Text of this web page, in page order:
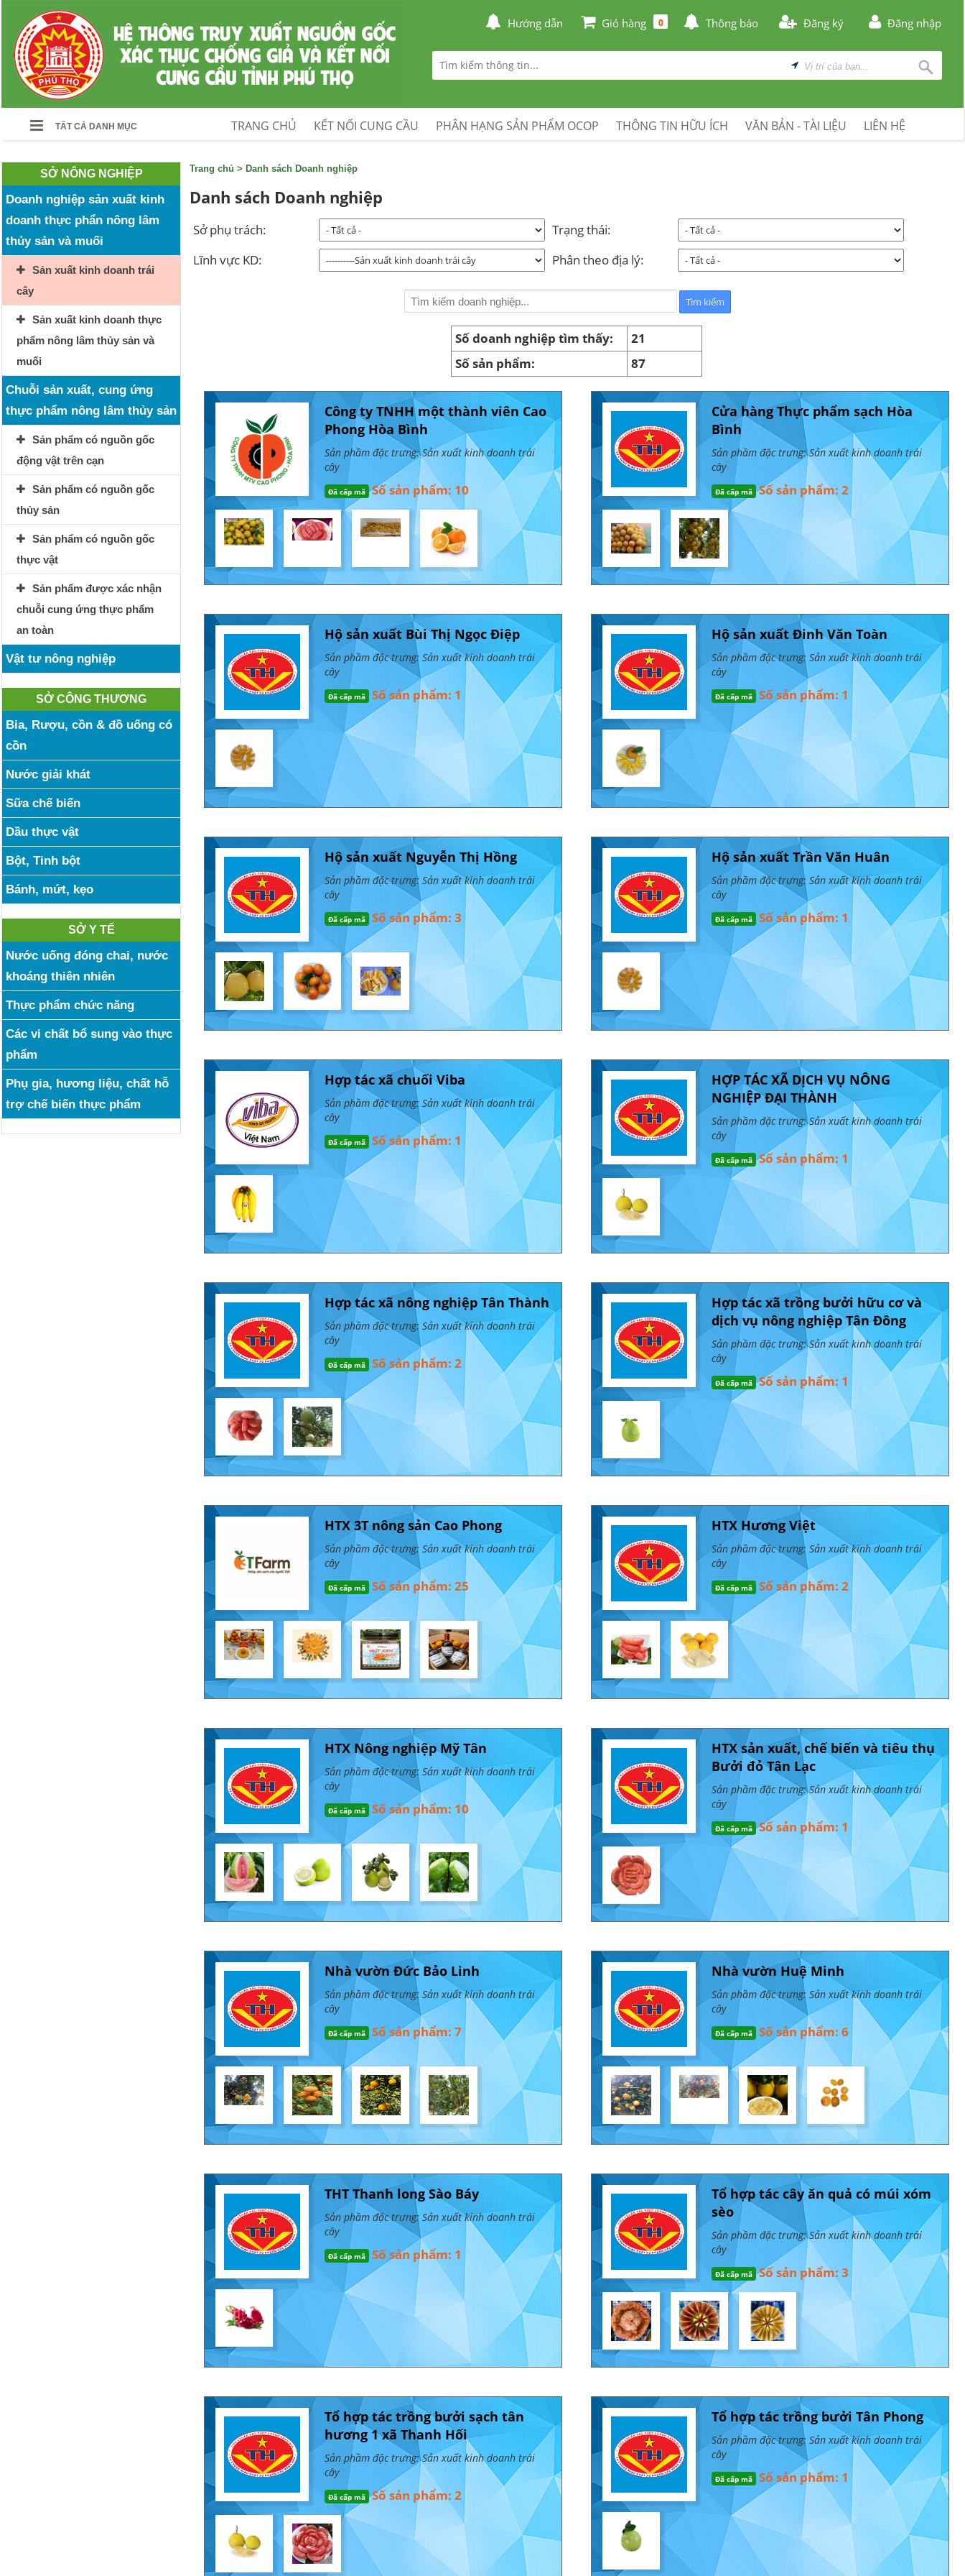
Hướng dẫn Giỏ hàng 0 Thông báo Đăng ký Đăng nhập
TẤT CẢ DANH MỤC TRANG CHỦ KẾT NỐI CUNG CẦU PHÂN HẠNG SẢN PHẨM OCOP THÔNG TIN HỮU ÍCH VĂN BẢN - TÀI LIỆU LIÊN HỆ
SỞ NÔNG NGHIỆP
Doanh nghiệp sản xuất kinh
doanh thực phẩn nông lâm
thủy sản và muối
Sản xuất kinh doanh trái
cây
Sản xuất kinh doanh thực
phẩm nông lâm thủy sản và
muối
Chuỗi sản xuất, cung ứng
thực phẩm nông lâm thủy sản
Sản phẩm có nguồn gốc
động vật trên cạn
Sản phẩm có nguồn gốc
thủy sản
Sản phẩm có nguồn gốc
thực vật
Sản phẩm được xác nhận
chuỗi cung ứng thực phẩm
an toàn
Vật tư nông nghiệp
SỞ CÔNG THƯƠNG
Bia, Rượu, cồn & đồ uống có
cồn
Nước giải khát
Sữa chế biến
Dầu thực vật
Bột, Tinh bột
Bánh, mứt, kẹo
SỞ Y TẾ
Nước uống đóng chai, nước
khoáng thiên nhiên
Thực phẩm chức năng
Các vi chất bổ sung vào thực
phẩm
Phụ gia, hương liệu, chất hỗ
trợ chế biến thực phẩm
Trang chủ > Danh sách Doanh nghiệp
Danh sách Doanh nghiệp
Sở phụ trách:
Trạng thái:
Lĩnh vực KD:
Phân theo địa lý:
Số doanh nghiệp tìm thấy:
21
Số sản phẩm:
87
Công ty TNHH một thành viên Cao
Phong Hòa Bình
Sản phầm đặc trưng: Sản xuất kinh doanh trái
cây
Đã cấp mã Số sản phẩm: 10
Cửa hàng Thực phẩm sạch Hòa
Bình
Sản phầm đặc trưng: Sản xuất kinh doanh trái
cây
Đã cấp mã Số sản phẩm: 2
Hộ sản xuất Bùi Thị Ngọc Điệp
Sản phầm đặc trưng: Sản xuất kinh doanh trái
cây
Đã cấp mã Số sản phẩm: 1
Hộ sản xuất Đinh Văn Toàn
Sản phầm đặc trưng: Sản xuất kinh doanh trái
cây
Đã cấp mã Số sản phẩm: 1
Hộ sản xuất Nguyễn Thị Hồng
Sản phầm đặc trưng: Sản xuất kinh doanh trái
cây
Đã cấp mã Số sản phẩm: 3
Hộ sản xuất Trần Văn Huân
Sản phầm đặc trưng: Sản xuất kinh doanh trái
cây
Đã cấp mã Số sản phẩm: 1
Hợp tác xã chuối Viba
Sản phầm đặc trưng: Sản xuất kinh doanh trái
cây
Đã cấp mã Số sản phẩm: 1
HỢP TÁC XÃ DỊCH VỤ NÔNG
NGHIỆP ĐẠI THÀNH
Sản phầm đặc trưng: Sản xuất kinh doanh trái
cây
Đã cấp mã Số sản phẩm: 1
Hợp tác xã nông nghiệp Tân Thành
Sản phầm đặc trưng: Sản xuất kinh doanh trái
cây
Đã cấp mã Số sản phẩm: 2
Hợp tác xã trồng bưởi hữu cơ và
dịch vụ nông nghiệp Tân Đông
Sản phầm đặc trưng: Sản xuất kinh doanh trái
cây
Đã cấp mã Số sản phẩm: 1
HTX 3T nông sản Cao Phong
Sản phầm đặc trưng: Sản xuất kinh doanh trái
cây
Đã cấp mã Số sản phẩm: 25
HTX Hương Việt
Sản phầm đặc trưng: Sản xuất kinh doanh trái
cây
Đã cấp mã Số sản phẩm: 2
HTX Nông nghiệp Mỹ Tân
Sản phầm đặc trưng: Sản xuất kinh doanh trái
cây
Đã cấp mã Số sản phẩm: 10
HTX sản xuất, chế biến và tiêu thụ
Bưởi đỏ Tân Lạc
Sản phầm đặc trưng: Sản xuất kinh doanh trái
cây
Đã cấp mã Số sản phẩm: 1
Nhà vườn Đức Bảo Linh
Sản phầm đặc trưng: Sản xuất kinh doanh trái
cây
Đã cấp mã Số sản phẩm: 7
Nhà vườn Huệ Minh
Sản phầm đặc trưng: Sản xuất kinh doanh trái
cây
Đã cấp mã Số sản phẩm: 6
THT Thanh long Sào Báy
Sản phầm đặc trưng: Sản xuất kinh doanh trái
cây
Đã cấp mã Số sản phẩm: 1
Tổ hợp tác cây ăn quả có múi xóm
sèo
Sản phầm đặc trưng: Sản xuất kinh doanh trái
cây
Đã cấp mã Số sản phẩm: 3
Tổ hợp tác trồng bưởi sạch tân
hương 1 xã Thanh Hối
Sản phầm đặc trưng: Sản xuất kinh doanh trái
cây
Đã cấp mã Số sản phẩm: 2
Tổ hợp tác trồng bưởi Tân Phong
Sản phầm đặc trưng: Sản xuất kinh doanh trái
cây
Đã cấp mã Số sản phẩm: 1